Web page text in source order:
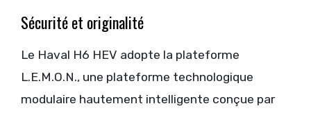
Sécurité et originalité
Le Haval H6 HEV adopte la plateforme
L.E.M.O.N., une plateforme technologique
modulaire hautement intelligente conçue par